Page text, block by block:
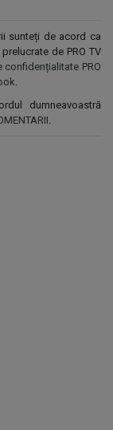
sunteți de acord ca
de PRO TV
confidențialitate PRO
.
dumneavoastră
.